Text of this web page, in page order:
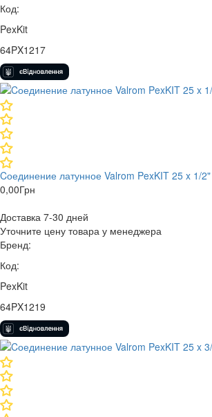
Код:
PexKit
64PX1217
Cоединение латунное Valrom PexKIT 25 x 1/
0,00Грн
Доставка 7-30 дней
Уточните цену товара у менеджера
Бренд:
Код:
PexKit
64PX1219